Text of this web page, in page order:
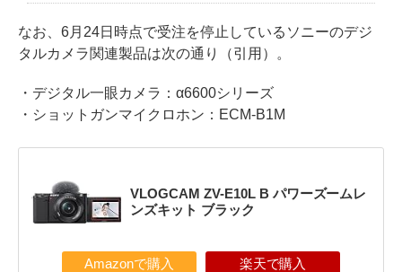
なお、6月24日時点で受注を停止しているソニーのデジ
タルカメラ関連製品は次の通り（引用）。
・デジタル一眼カメラ：α6600シリーズ
・ショットガンマイクロホン：ECM-B1M
VLOGCAM ZV-E10L B パワーズームレ
ンズキット ブラック
Amazonで購入 楽天で購入